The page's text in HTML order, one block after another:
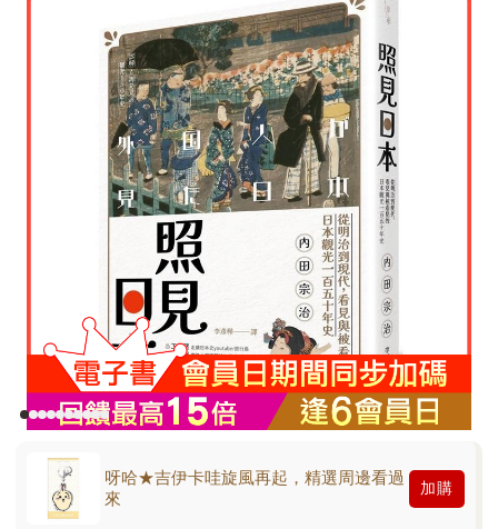
呀哈★吉伊卡哇旋風再起，精選周邊看過
來
加購